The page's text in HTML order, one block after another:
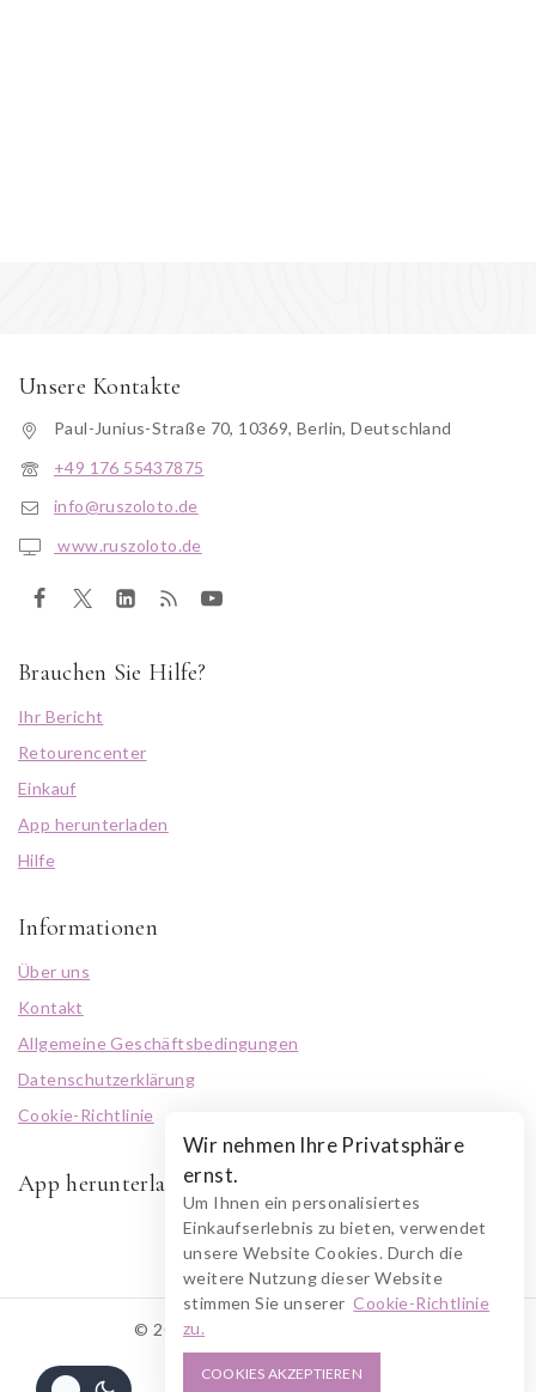
Unsere Kontakte
Paul-Junius-Straße 70, 10369, Berlin, Deutschland
+49 176 55437875
info@ruszoloto.de
www.ruszoloto.de
Brauchen Sie Hilfe?
Ihr Bericht
Retourencenter
Einkauf
App herunterladen
Hilfe
Informationen
Über uns
Kontakt
Allgemeine Geschäftsbedingungen
Datenschutzerklärung
Cookie-Richtlinie
App herunterladen
© 2026 RUSZOLOTO Akzenz
Wir nehmen Ihre Privatsphäre
ernst.
Um Ihnen ein personalisiertes
Einkaufserlebnis zu bieten, verwendet
unsere Website Cookies. Durch die
weitere Nutzung dieser Website
stimmen Sie unsererCookie-Richtlinie
zu.
COOKIES AKZEPTIEREN